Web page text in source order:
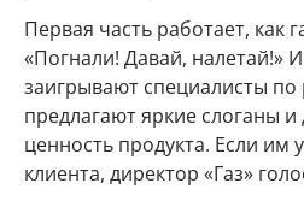
Первая часть работает, как
«Погнали! Давай, налетай!»
заигрывают специалисты по
предлагают яркие слоганы
ценность продукта. Если им
клиента, директор «Газ»